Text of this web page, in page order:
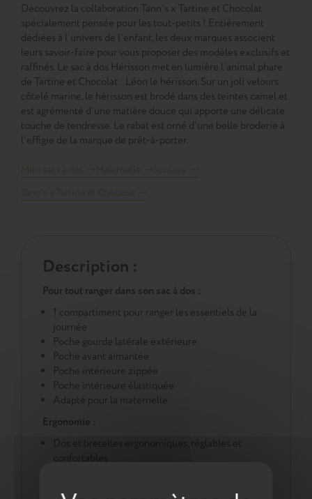
Découvrez la collaboration Tann’s x Tartine et Chocolat
spécialement pensée pour les tout-petits ! Entièrement
dédiées à l’univers de l’enfant, les deux marques associent
leurs savoir-faire pour vous proposer des modèles exclusifs et
raffinés. Le sac à dos Hérisson met en lumière l’animal phare
de Tartine et Chocolat : Léon le hérisson. Sur un joli velours
côtelé marine, le hérisson est brodé dans des teintes camel et
est agrémenté d’une matière douce qui apporte une délicate
touche de tendresse. Le rabat est orné d’une belle broderie à
l’effigie de la marque de prêt-à-porter.
Description :
Pour tout ranger dans son sac à dos :
1 compartiment pour ranger les essentiels de la
journée
Poche gourde latérale extérieure
Poche avant aimantée
Poche intérieure zippée
Poche intérieure élastiquée
Adapté pour la maternelle
Ergonomie :